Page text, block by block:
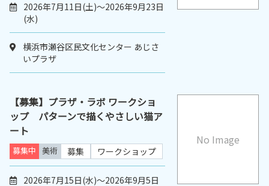
2026年7月11日(土)～2026年9月23日
(水)
横浜市瀬谷区民文化センター あじさ
いプラザ
No Image
【募集】プラザ・ラボ ワークショ
ップ パターンで描くやさしい猫ア
ート
募集中 美術 募集 ワークショップ
2026年7月15日(水)～2026年9月5日